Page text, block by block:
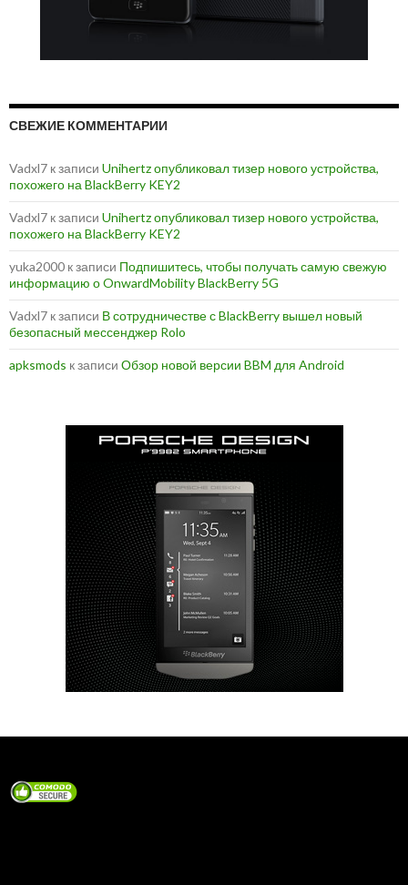
СВЕЖИЕ КОММЕНТАРИИ
Vadxl7 к записи Unihertz опубликовал тизер нового устройства,
похожего на BlackBerry KEY2
Vadxl7 к записи Unihertz опубликовал тизер нового устройства,
похожего на BlackBerry KEY2
yuka2000 к записи Подпишитесь, чтобы получать самую свежую
информацию о OnwardMobility BlackBerry 5G
Vadxl7 к записи В сотрудничестве с BlackBerry вышел новый
безопасный мессенджер Rolo
apksmods к записи Обзор новой версии BBM для Android